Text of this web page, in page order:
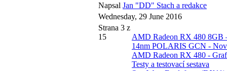
Napsal Jan "DD" Stach a redakce
Wednesday, 29 June 2016
AMD Radeon RX 480 8GB
14nm POLARIS GCN -
AMD Radeon RX 480 -
Testy a testovací sestava
Strana 3 z
15